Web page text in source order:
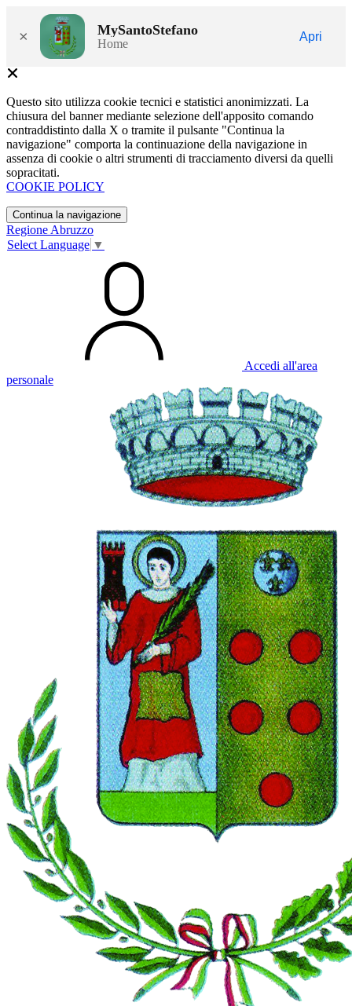
× MySantoStefano
Home
Apri
Questo sito utilizza cookie tecnici e statistici anonimizzati. La
chiusura del banner mediante selezione dell'apposito comando
contraddistinto dalla X o tramite il pulsante "Continua la
navigazione" comporta la continuazione della navigazione in
assenza di cookie o altri strumenti di tracciamento diversi da quelli
sopracitati.
COOKIE POLICY
Continua la navigazione
Regione Abruzzo
Select Language ▼
Accedi all'area
personale